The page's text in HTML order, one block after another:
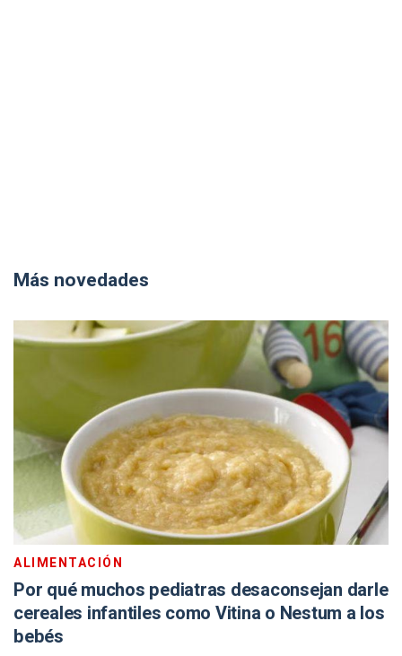
Más novedades
ALIMENTACIÓN
Por qué muchos pediatras desaconsejan darle
cereales infantiles como Vitina o Nestum a los
bebés